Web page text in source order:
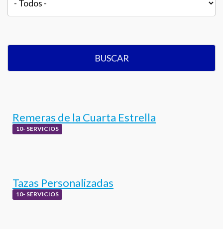
BUSCAR
Remeras de la Cuarta Estrella
10- SERVICIOS
Tazas Personalizadas
10- SERVICIOS